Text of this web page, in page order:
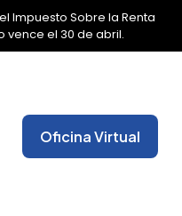
Impuesto Sobre la Renta
vence el 30 de abril.
✕
Oficina Virtual